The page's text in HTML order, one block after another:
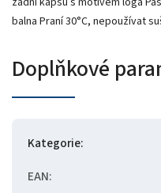
balna Praní 30°C, nepoužívat
Doplňkové
Kategorie:
EAN: